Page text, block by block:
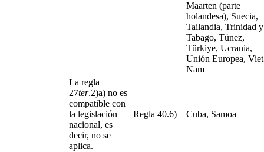
Maarten (parte
holandesa), Suecia,
Tailandia, Trinidad y
Tabago, Túnez,
Türkiye, Ucrania,
Unión Europea, Viet
Nam
La regla
27ter.2)a) no es
compatible con
la legislación
nacional, es
decir, no se
aplica.
Regla 40.6) Cuba, Samoa